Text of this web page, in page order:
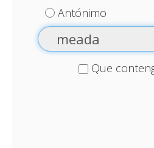
Antónimo
Que